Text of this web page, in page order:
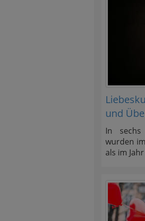
und
In sechs
wurden im
als im